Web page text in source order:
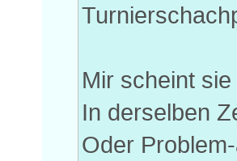
Mir scheint
In derselben
Oder